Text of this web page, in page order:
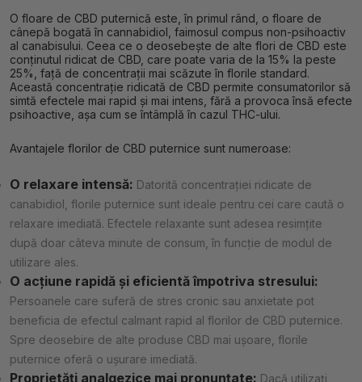
O floare de CBD puternică este, în primul rând, o floare de
cânepă bogată în cannabidiol, faimosul compus non-psihoactiv
al canabisului. Ceea ce o deosebește de alte flori de CBD este
conținutul ridicat de CBD, care poate varia de la 15% la peste
25%, față de concentrații mai scăzute în florile standard.
Această concentrație ridicată de CBD permite consumatorilor să
simtă efectele mai rapid și mai intens, fără a provoca însă efecte
psihoactive, așa cum se întâmplă în cazul THC-ului.
Avantajele florilor de CBD puternice sunt numeroase:
O relaxare intensă: Datorită concentrației ridicate de
canabidiol, florile puternice sunt ideale pentru cei care caută o
relaxare imediată. Efectele relaxante sunt adesea resimțite
după doar câteva minute de consum, în funcție de modul de
utilizare ales.
O acțiune rapidă și eficientă împotriva stresului:
Persoanele care suferă de stres cronic sau anxietate pot
beneficia de efectul calmant rapid al florilor de CBD puternice.
Spre deosebire de alte produse CBD mai ușoare, florile
puternice oferă o ușurare imediată.
Proprietăți analgezice mai pronunțate: Dacă utilizați